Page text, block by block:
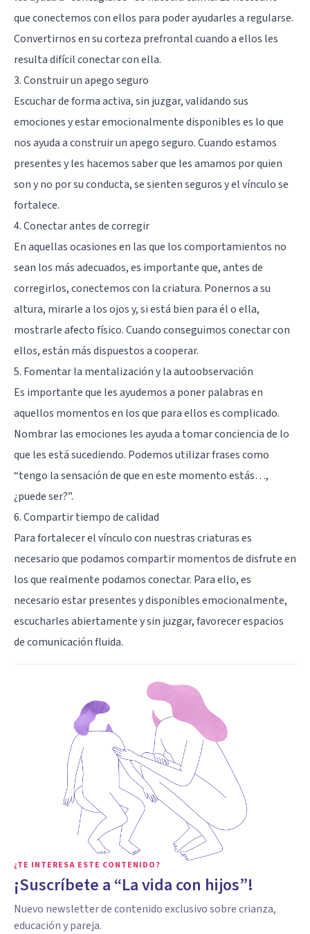
que conectemos con ellos para poder ayudarles a regularse.
Convertirnos en su corteza prefrontal cuando a ellos les
resulta difícil conectar con ella.
3. Construir un apego seguro
Escuchar de forma activa, sin juzgar, validando sus
emociones y estar emocionalmente disponibles es lo que
nos ayuda a construir un apego seguro. Cuando estamos
presentes y les hacemos saber que les amamos por quien
son y no por su conducta, se sienten seguros y el vínculo se
fortalece.
4. Conectar antes de corregir
En aquellas ocasiones en las que los comportamientos no
sean los más adecuados, es importante que, antes de
corregirlos, conectemos con la criatura. Ponernos a su
altura, mirarle a los ojos y, si está bien para él o ella,
mostrarle afecto físico. Cuando conseguimos conectar con
ellos, están más dispuestos a cooperar.
5. Fomentar la mentalización y la autoobservación
Es importante que les ayudemos a poner palabras en
aquellos momentos en los que para ellos es complicado.
Nombrar las emociones les ayuda a tomar conciencia de lo
que les está sucediendo. Podemos utilizar frases como
“tengo la sensación de que en este momento estás…,
¿puede ser?”.
6. Compartir tiempo de calidad
Para fortalecer el vínculo con nuestras criaturas es
necesario que podamos compartir momentos de disfrute en
los que realmente podamos conectar. Para ello, es
necesario estar presentes y disponibles emocionalmente,
escucharles abiertamente y sin juzgar, favorecer espacios
de comunicación fluida.
¿TE INTERESA ESTE CONTENIDO?
¡Suscríbete a “La vida con hijos”!
Nuevo newsletter de contenido exclusivo sobre crianza,
educación y pareja.